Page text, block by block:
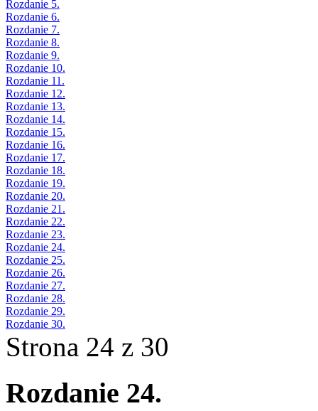
Rozdanie 5.
Rozdanie 6.
Rozdanie 7.
Rozdanie 8.
Rozdanie 9.
Rozdanie 10.
Rozdanie 11.
Rozdanie 12.
Rozdanie 13.
Rozdanie 14.
Rozdanie 15.
Rozdanie 16.
Rozdanie 17.
Rozdanie 18.
Rozdanie 19.
Rozdanie 20.
Rozdanie 21.
Rozdanie 22.
Rozdanie 23.
Rozdanie 24.
Rozdanie 25.
Rozdanie 26.
Rozdanie 27.
Rozdanie 28.
Rozdanie 29.
Rozdanie 30.
Strona 24 z 30
Rozdanie 24.